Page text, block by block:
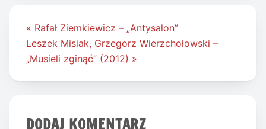
Nawigacja
wpisu
« Rafał Ziemkiewicz – „Antysalon”
Leszek Misiak, Grzegorz Wierzchołowski –
„Musieli zginąć” (2012) »
DODAJ KOMENTARZ